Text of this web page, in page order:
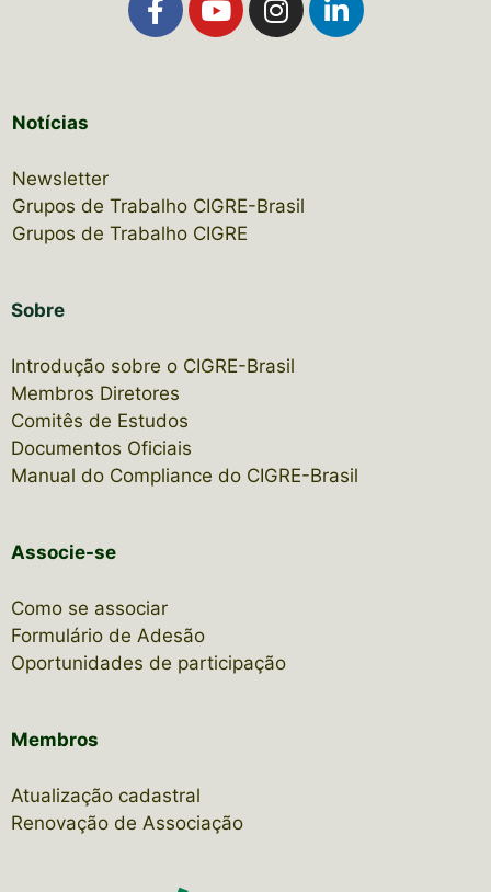
Notícias
Newsletter
Grupos de Trabalho CIGRE-Brasil
Grupos de Trabalho CIGRE
Sobre
Introdução sobre o CIGRE-Brasil
Membros Diretores
Comitês de Estudos
Documentos Oficiais
Manual do Compliance do CIGRE-Brasil
Associe-se
Como se associar
Formulário de Adesão
Oportunidades de participação
Membros
Atualização cadastral
Renovação de Associação